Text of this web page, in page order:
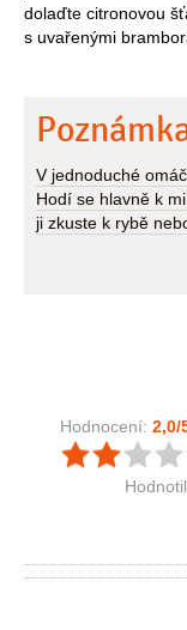
dolaďte citronovou
s uvařenými
V jednoduché
Hodí se hlavně k
ji zkuste k rybě
Hodnocení: 2,0/